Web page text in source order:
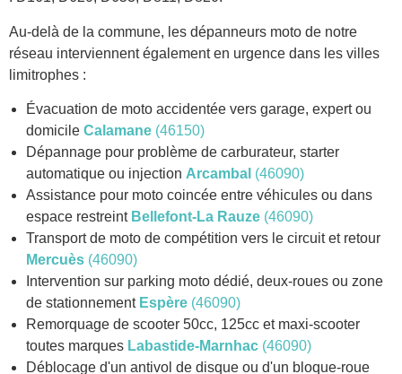
Au-delà de la commune, les dépanneurs moto de notre
réseau interviennent également en urgence dans les villes
limitrophes :
Évacuation de moto accidentée vers garage, expert ou
domicile Calamane (46150)
Dépannage pour problème de carburateur, starter
automatique ou injection Arcambal (46090)
Assistance pour moto coincée entre véhicules ou dans
espace restreint Bellefont-La Rauze (46090)
Transport de moto de compétition vers le circuit et retour
Mercuès (46090)
Intervention sur parking moto dédié, deux-roues ou zone
de stationnement Espère (46090)
Remorquage de scooter 50cc, 125cc et maxi-scooter
toutes marques Labastide-Marnhac (46090)
Déblocage d'un antivol de disque ou d'un bloque-roue